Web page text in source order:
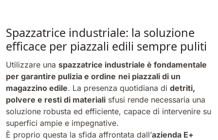
710 mm 3195 m²/h
E81
810 mm 3645 m²/h
Lavapavimenti uomo a bordo
Mostra tutte
1570 mm 18840 m²/h
Bull 200
2100 mm
Spazzatrice industriale: la soluzione
efficace per piazzali edili sempre puliti
Utilizzare una spazzatrice industriale è fondamentale
per garantire pulizia e ordine nei piazzali di un
magazzino edile. La presenza quotidiana di detriti,
polvere e resti di materiali sfusi rende necessaria una
soluzione robusta ed efficiente, capace di intervenire su
superfici ampie e impegnative.
È proprio questa la sfida affrontata dall’azienda E+